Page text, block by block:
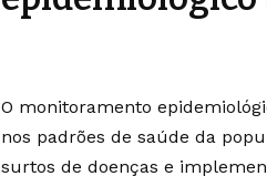
O monitoramento
nos padrões de saúde da
surtos de doenças e